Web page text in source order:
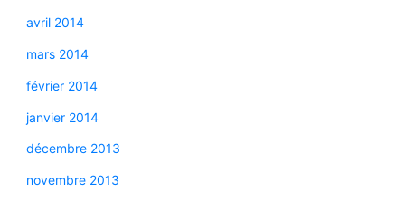
avril 2014
mars 2014
février 2014
janvier 2014
décembre 2013
novembre 2013